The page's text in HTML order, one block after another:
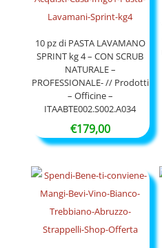
€24,00
10 pz di PASTA LAVAMANO
SPRINT kg 4 – CON SCRUB
NATURALE –
PROFESSIONALE- // Prodotti
– Officine –
ITAABTE002.S002.A034
€179,00